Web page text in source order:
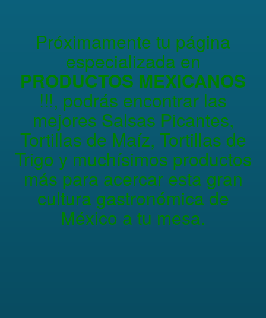
Próximamente tu página
especializada en
PRODUCTOS MEXICANOS
!!!, podrás encontrar las
mejores Salsas Picantes,
Tortillas de Maíz, Tortillas de
Trigo y muchísimos productos
más para acercar esta gran
cultura gastronómica de
México a tu mesa.